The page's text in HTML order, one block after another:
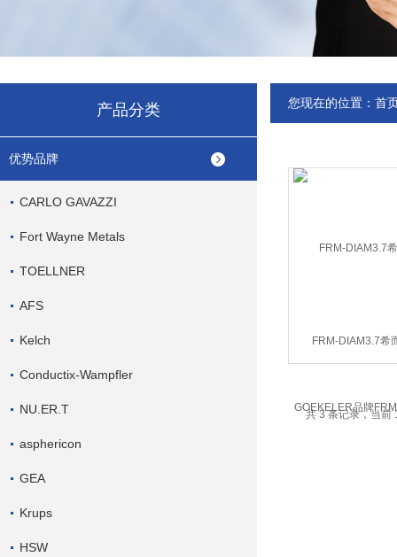
产品分类
优势品牌
CARLO GAVAZZI
Fort Wayne Metals
TOELLNER
AFS
Kelch
Conductix-Wampfler
NU.ER.T
asphericon
GEA
Krups
HSW
您现在的位置： 首
FRM-DIAM3.7希
GOEKELER品牌
共 3 条记录，当